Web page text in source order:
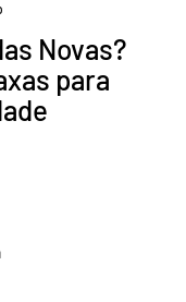
Novas?
para